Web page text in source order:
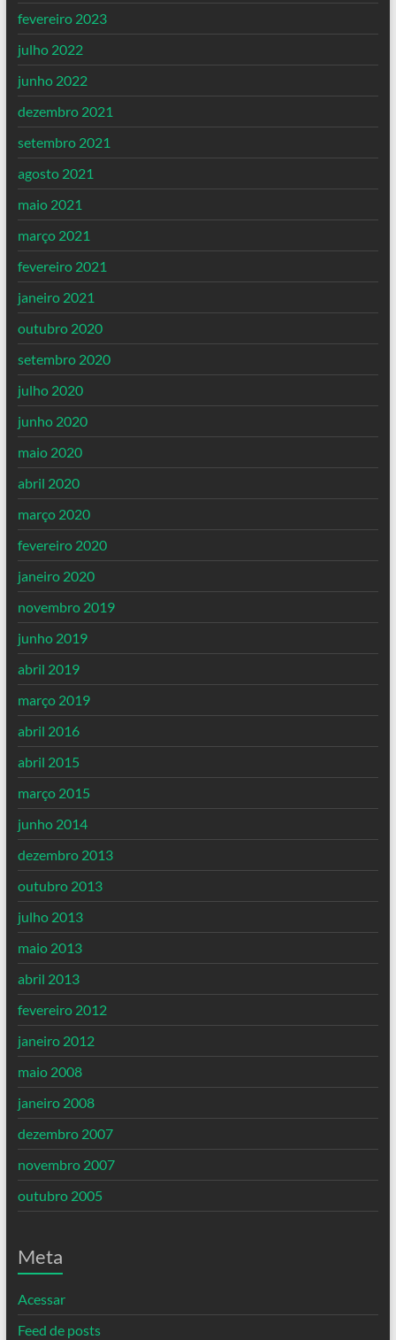
fevereiro 2023
julho 2022
junho 2022
dezembro 2021
setembro 2021
agosto 2021
maio 2021
março 2021
fevereiro 2021
janeiro 2021
outubro 2020
setembro 2020
julho 2020
junho 2020
maio 2020
abril 2020
março 2020
fevereiro 2020
janeiro 2020
novembro 2019
junho 2019
abril 2019
março 2019
abril 2016
abril 2015
março 2015
junho 2014
dezembro 2013
outubro 2013
julho 2013
maio 2013
abril 2013
fevereiro 2012
janeiro 2012
maio 2008
janeiro 2008
dezembro 2007
novembro 2007
outubro 2005
Meta
Acessar
Feed de posts